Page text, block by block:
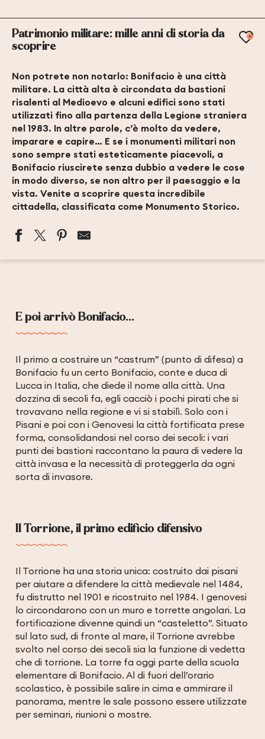
Patrimonio militare: mille anni di storia da
scoprire
Non potrete non notarlo: Bonifacio è una città
militare. La città alta è circondata da bastioni
risalenti al Medioevo e alcuni edifici sono stati
utilizzati fino alla partenza della Legione straniera
nel 1983. In altre parole, c’è molto da vedere,
imparare e capire… E se i monumenti militari non
sono sempre stati esteticamente piacevoli, a
Bonifacio riuscirete senza dubbio a vedere le cose
in modo diverso, se non altro per il paesaggio e la
vista. Venite a scoprire questa incredibile
cittadella, classificata come Monumento Storico.
E poi arrivò Bonifacio...
Il primo a costruire un “castrum” (punto di difesa) a
Bonifacio fu un certo Bonifacio, conte e duca di
Lucca in Italia, che diede il nome alla città. Una
dozzina di secoli fa, egli cacciò i pochi pirati che si
trovavano nella regione e vi si stabilì. Solo con i
Pisani e poi con i Genovesi la città fortificata prese
forma, consolidandosi nel corso dei secoli: i vari
punti dei bastioni raccontano la paura di vedere la
città invasa e la necessità di proteggerla da ogni
sorta di invasore.
Il Torrione, il primo edificio difensivo
Il Torrione ha una storia unica: costruito dai pisani
per aiutare a difendere la città medievale nel 1484,
fu distrutto nel 1901 e ricostruito nel 1984. I genovesi
lo circondarono con un muro e torrette angolari. La
fortificazione divenne quindi un “casteletto”. Situato
sul lato sud, di fronte al mare, il Torrione avrebbe
svolto nel corso dei secoli sia la funzione di vedetta
che di torrione. La torre fa oggi parte della scuola
elementare di Bonifacio. Al di fuori dell’orario
scolastico, è possibile salire in cima e ammirare il
panorama, mentre le sale possono essere utilizzate
per seminari, riunioni o mostre.